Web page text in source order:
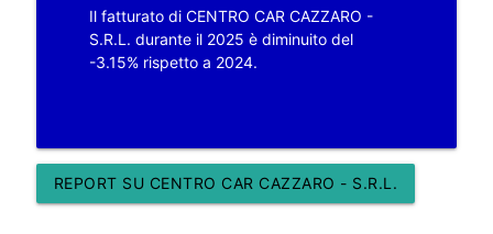
Il fatturato di CENTRO CAR CAZZARO -
S.R.L. durante il 2025 è diminuito del
-3.15% rispetto a 2024.
REPORT SU CENTRO CAR CAZZARO - S.R.L.